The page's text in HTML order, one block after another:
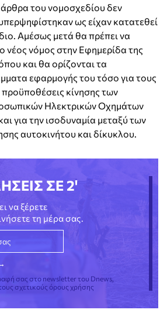
του νομοσχεδίου δεν
ως είχαν κατατεθεί
Αμέσως μετά θα πρέπει να
νέος νόμος στην Εφημερίδα της
και θα ορίζονται τα
εφαρμογής του τόσο για τους
προϋποθέσεις κίνησης των
Ηλεκτρικών Οχημάτων
για την ισοδυναμία μεταξύ των
αυτοκινήτου και δίκυκλου.
ΣΕ 2'
να ξέρετε
τη μέρα σας.
σας στο newsletter του Dnews,
σχετικούς όρους χρήσης